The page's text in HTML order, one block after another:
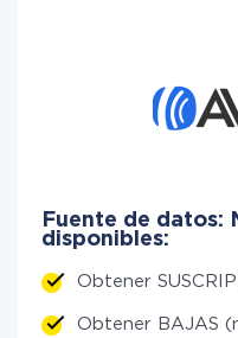
Fuente de datos:
disponibles:
Obtener
Obtener BAJAS